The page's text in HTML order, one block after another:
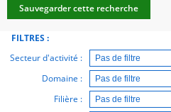
Sauvegarder cette recherche
FILTRES :
Secteur d'activité :
Domaine :
Filière :